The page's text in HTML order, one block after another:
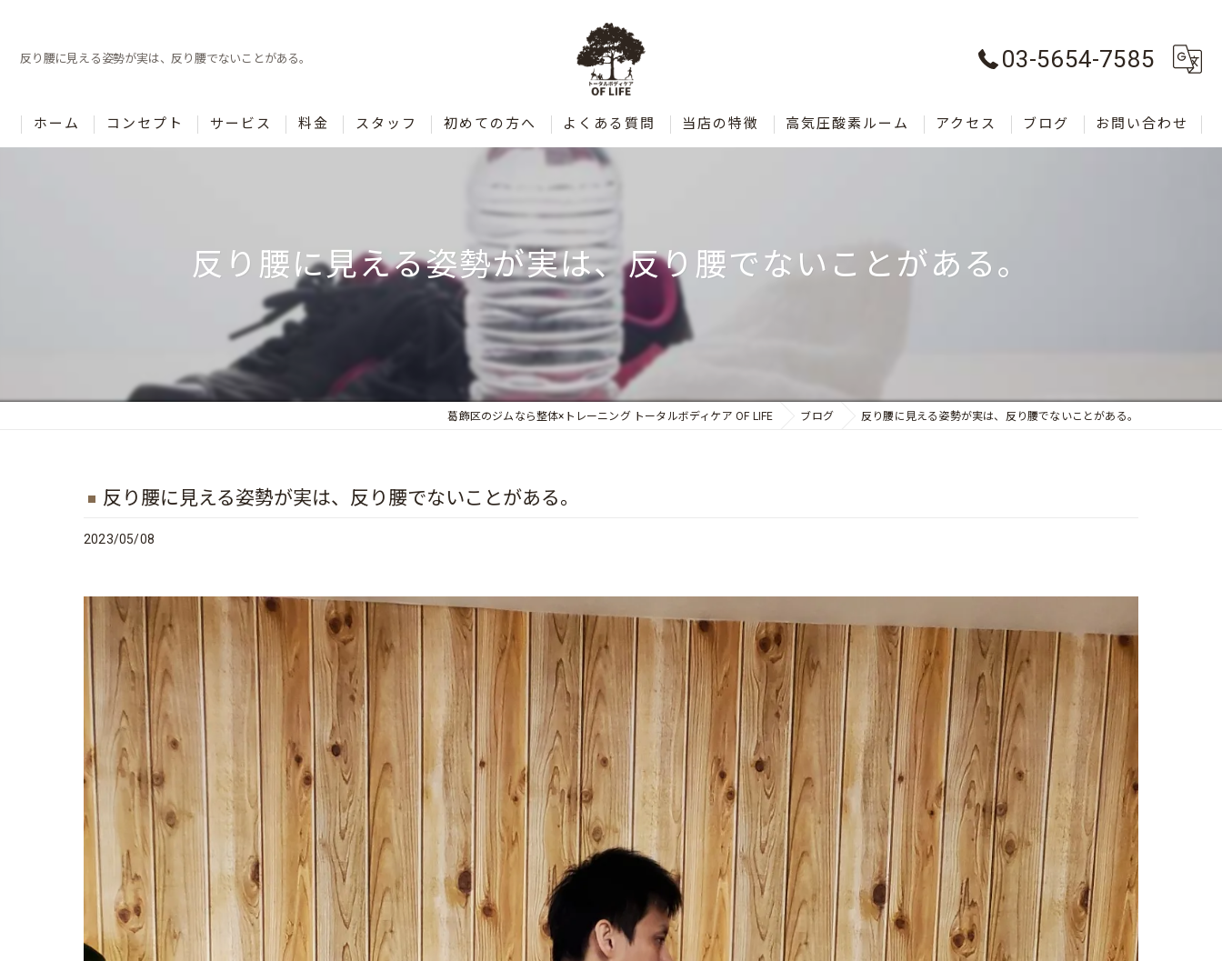
反り腰に見える姿勢が実は、反り腰でないことがある。 03-5654-7585
ホーム コンセプト サービス 料金 スタッフ 初めての方へ よくある質問 当店の特徴
整体
ダイエット
高気圧酸素ルーム アクセス ブログ お問い合わせ
反り腰に見える姿勢が実は、反り腰でないことがある。
葛飾区のジムなら整体×トレーニング トータルボディケア OF LIFE ブログ 反り腰に見える姿勢が実は、反り腰でないことがある。
反り腰に見える姿勢が実は、反り腰でないことがある。
2023/05/08